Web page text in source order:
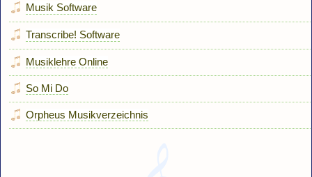
Musik Software
Transcribe! Software
Musiklehre Online
So Mi Do
Orpheus Musikverzeichnis